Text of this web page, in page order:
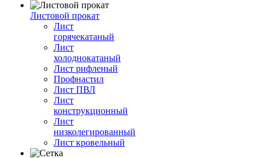
Листовой прокат
Лист
горячекатаный
Лист
холоднокатаный
Лист рифленый
Профнастил
Лист ПВЛ
Лист
конструкционный
Лист
низколегированный
Лист кровельный